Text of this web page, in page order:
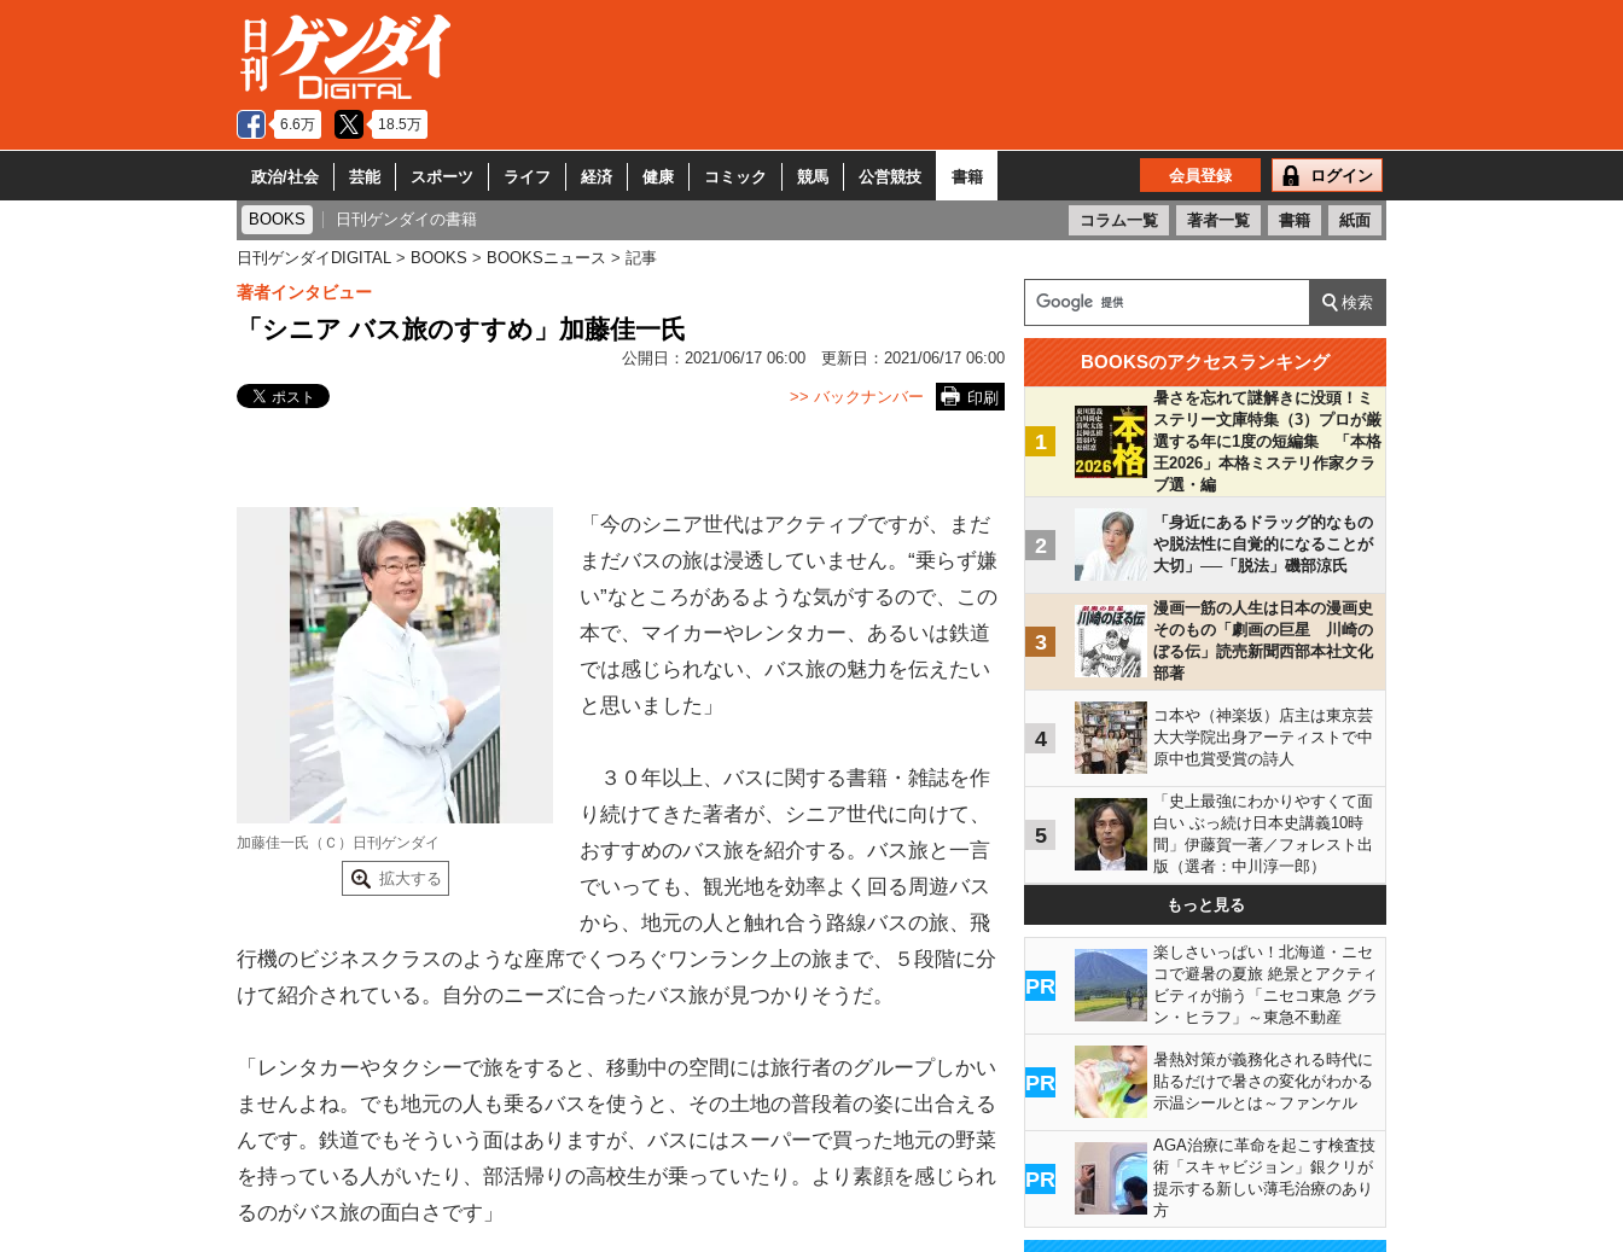
6.6万 18.5万
政治/社会 芸能 スポーツ ライフ 経済 健康 コミック 競馬 公営競技 書籍 会員登録 ログイン
BOOKS 日刊ゲンダイの書籍 コラム一覧 著者一覧 書籍 紙面
日刊ゲンダイDIGITAL BOOKS BOOKSニュース 記事
著者インタビュー
「シニア バス旅のすすめ」加藤佳一氏
公開日： 2021/06/17 06:00 更新日： 2021/06/17 06:00
印刷
>> バックナンバー
加藤佳一氏（Ｃ）日刊ゲンダイ
拡大する
「今のシニア世代はアクティブですが、まだ
まだバスの旅は浸透していません。“乗らず嫌
い”なところがあるような気がするので、この
本で、マイカーやレンタカー、あるいは鉄道
では感じられない、バス旅の魅力を伝えたい
と思いました」
３０年以上、バスに関する書籍・雑誌を作
り続けてきた著者が、シニア世代に向けて、
おすすめのバス旅を紹介する。バス旅と一言
でいっても、観光地を効率よく回る周遊バス
から、地元の人と触れ合う路線バスの旅、飛
行機のビジネスクラスのような座席でくつろぐワンランク上の旅まで、５段階に分
けて紹介されている。自分のニーズに合ったバス旅が見つかりそうだ。
「レンタカーやタクシーで旅をすると、移動中の空間には旅行者のグループしかい
ませんよね。でも地元の人も乗るバスを使うと、その土地の普段着の姿に出合える
んです。鉄道でもそういう面はありますが、バスにはスーパーで買った地元の野菜
を持っている人がいたり、部活帰りの高校生が乗っていたり。より素顔を感じられ
るのがバス旅の面白さです」
BOOKSのアクセスランキング
1
暑さを忘れて謎解きに没頭！ミ
ステリー文庫特集（3）プロが厳
選する年に1度の短編集 「本格
王2026」本格ミステリ作家クラ
ブ選・編
2
「身近にあるドラッグ的なもの
や脱法性に自覚的になることが
大切」──「脱法」磯部涼氏
3
漫画一筋の人生は日本の漫画史
そのもの「劇画の巨星 川崎の
ぼる伝」読売新聞西部本社文化
部著
4
コ本や（神楽坂）店主は東京芸
大大学院出身アーティストで中
原中也賞受賞の詩人
5
「史上最強にわかりやすくて面
白い ぶっ続け日本史講義10時
間」伊藤賀一著／フォレスト出
版（選者：中川淳一郎）
もっと見る
PR
楽しさいっぱい！北海道・ニセ
コで避暑の夏旅 絶景とアクティ
ビティが揃う「ニセコ東急 グラ
ン・ヒラフ」～東急不動産
PR
暑熱対策が義務化される時代に
貼るだけで暑さの変化がわかる
示温シールとは～ファンケル
PR
AGA治療に革命を起こす検査技
術「スキャビジョン」銀クリが
提示する新しい薄毛治療のあり
方